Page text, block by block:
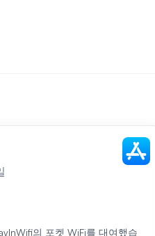
의 포켓 WiFi를 대여했습